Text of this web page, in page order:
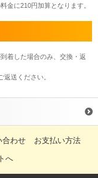
金に210円加算となります。
着した場合のみ、交換・返
送ください。
合わせ
お支払い方法
へ